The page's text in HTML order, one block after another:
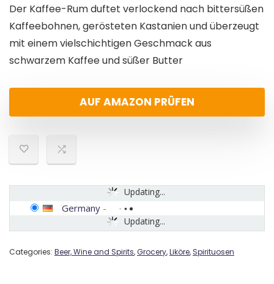
Der Kaffee-Rum duftet verlockend nach bittersüßen
Kaffeebohnen, gerösteten Kastanien und überzeugt
mit einem vielschichtigen Geschmack aus
schwarzem Kaffee und süßer Butter
AUF AMAZON PRÜFEN
Updating...
Updating...
Germany -
Categories: Beer, Wine and Spirits,Grocery,Liköre, Spirituosen